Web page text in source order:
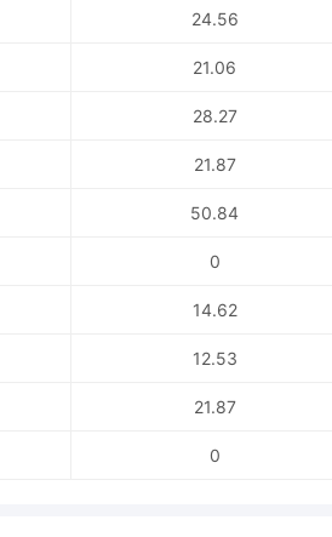
24.56
21.06
28.27
21.87
50.84
0
14.62
12.53
21.87
0